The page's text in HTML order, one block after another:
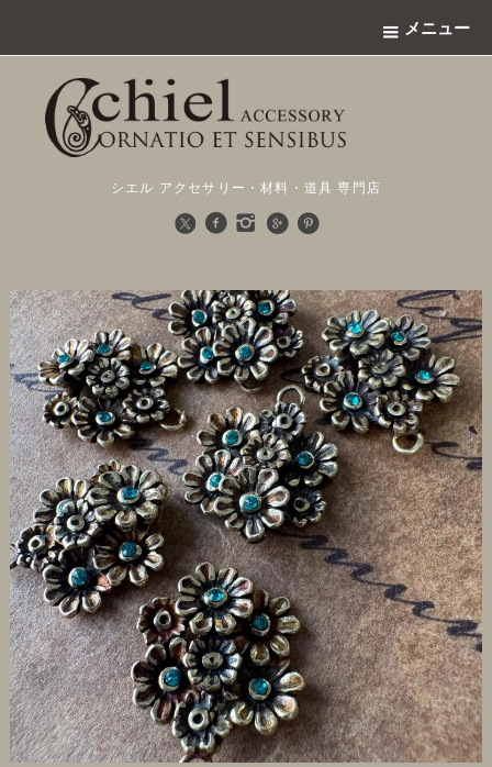
メニュー
シエル アクセサリー・材料・道具 専門店